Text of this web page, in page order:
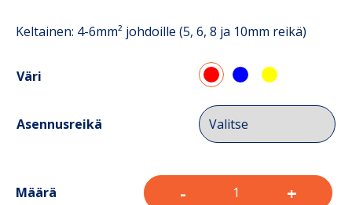
Keltainen: 4-6mm² johdoille (5, 6, 8 ja 10mm reikä)
Väri
Asennusreikä
Määrä - +